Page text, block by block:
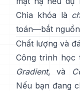
Chìa khóa là
toán—bắt
Chất lượng và
Công trình học
Gradient, và
Nếu bạn đang